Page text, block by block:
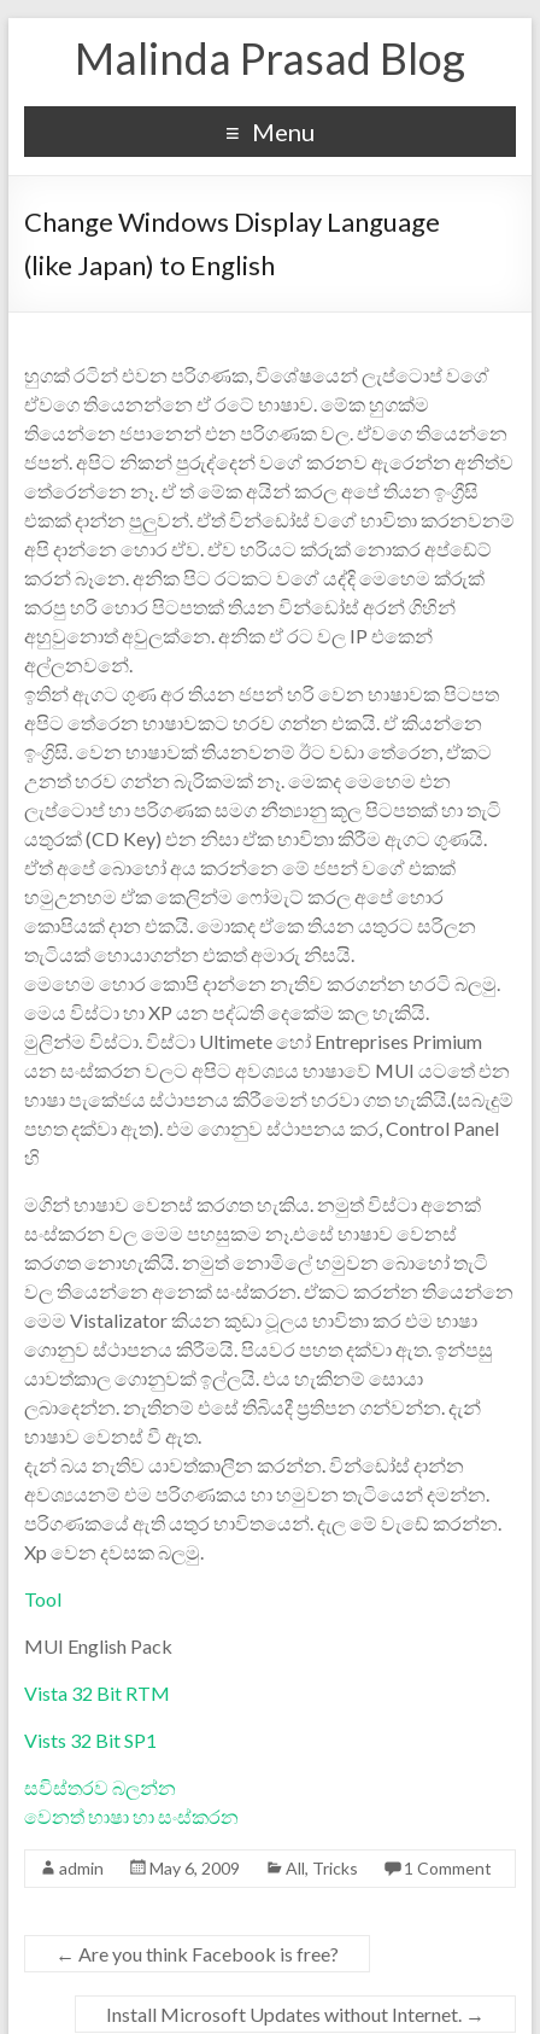
Malinda Prasad Blog
Menu
Change Windows Display Language
(like Japan) to English
හුගක් රටින් එවන පරිගණක, විශේෂයෙන් ලැප්ටොප් වගේ
ඒවගෙ තියෙනන්නෙ ඒ රටේ භාෂාව. මේක හුගක්ම
තියෙන්නෙ ජපානෙන් එන පරිගණක වල. ඒවගෙ තියෙන්නෙ
ජපන්. අපිට නිකන් පුරුද්දෙන් ව‍ගේ කරනව ඇරෙන්න අනිත්ව
තේරෙන්නෙ නෑ. ඒ ත් මේක අයින් කරල අපේ තියන ඉංග්‍රීසි
එකක් දාන්න පුලුවන්. ඒත් වින්ඩෝස් වගේ භාවිතා කරනවනම්
අපි දාන්නෙ හොර ඒව. ඒව හරියට ක්රුක් නොකර අප්ඩේට්
කරන් බෑනෙ. අනික පිට රටකට වගේ යද්දි මෙහෙම ක්රුක්
කරපු හරි හොර පිටපතක් තියන වින්ඩෝස් අරන් ගිහින්
අහුවුනොත් අවුලක්නෙ. අනික ඒ රට වල IP එකෙන්
අල්ලනවනේ.
ඉතින් ඇගට ගුණ අර තියන ජපන් හරි වෙන භාෂාවක පිටපත
අපිට තේරෙන භාෂාවකට හරව ගන්න එකයි. ඒ කියන්නෙ
ඉංග්‍රිසි. වෙන භාෂාවක් තියනවනම් ඊට වඩා තේරෙන, ඒකට
උනත් හරව ගන්න බැරිකමක් නෑ. මෙකද මෙහෙම එන
ලැප්ටොප් හා පරිගණක සමග නීත්‍යානු කූල පිටපතක් හා තැටි
යතුරක් (CD Key) එන නිසා ඒක භාවිතා කිරීම ඇගට ගුණයි.
ඒත් අපේ බොහෝ අය කරන්නෙ මේ ජපන් වගේ එකක්
හමුඋනහම ඒක කෙලින්ම ෆෝමැට් කරල ‍අපේ හොර
කොපියක් දාන එකයි. මොකද ඒකෙ තියන යතුරට සරිලන
තැටියක් හොයාගන්න එකත් අමාරු නිසයි.
මෙහෙම හොර කොපි දාන්නෙ නැතිව කරගන්න හරටි බලමු.
මෙය විස්ටා හා XP යන පද්ධති දෙකේම කල හැකියි.
මුලින්ම විස්‍ටා. විස්‍ටා Ultimete හෝ Entreprises Primium
යන සංස්කරන වලට අපිට අවශ්‍යය භාෂාවේ MUI ය‍ටතේ එන
භාෂා පැකේජය ස්ථාපනය කිරීමෙන් හරවා ගත හැකියි.(සබැදුම්
පහත දක්වා ඇත). එම ගොනුව ස්ථාපනය කර, Control Panel
හි
මගින් භාෂාව වෙනස් කරගත හැකිය. නමුත් විස්ටා අනෙක්
සංස්කරන වල මෙම පහසුකම නෑ.එසේ භාෂාව වෙනස්
කරගත නොහැකියි. නමුත් නොමිලේ හමුවන බොහෝ තැටි
වල තියෙන්නෙ අනෙක් සංස්කරන. ඒකට කරන්න තියෙන්නෙ
මෙම Vistalizator කියන කුඩා ටූලය භාවිතා කර එම භාෂා
ගොනුව ස්ථාපනය කිරීමයි. පියවර පහත දක්වා ඇත. ඉන්පසු
යාවත්කාල ගොනුවක් ඉල්ලයි. එය හැකිනම් සොයා
ලබාදෙන්න. නැතිනම් එසේ තිබියදී ප්‍රතිපන ගන්වන්න. දැන්
භාෂාව වෙනස් වී ඇත.
දැන් බය නැතිව යාවත්කාලීන කරන්න. වින්ඩෝස් දාන්න
අවශ්‍යයනම් එම පරිගණකය හා හමුවන තැටියෙන් දමන්න.
පරිගණකයේ ඇති යතුර භාවිතයෙන්. දැල මේ වැඩේ කරන්න.
Xp වෙන දවසක බලමු.
Tool
MUI English Pack
Vista 32 Bit RTM
Vists 32 Bit SP1
සවිස්තරව බලන්න
වෙනත් භාෂා හා සංස්කරන
admin May 6, 2009 All, Tricks 1 Comment
← Are you think Facebook is free?
Install Microsoft Updates without Internet. →